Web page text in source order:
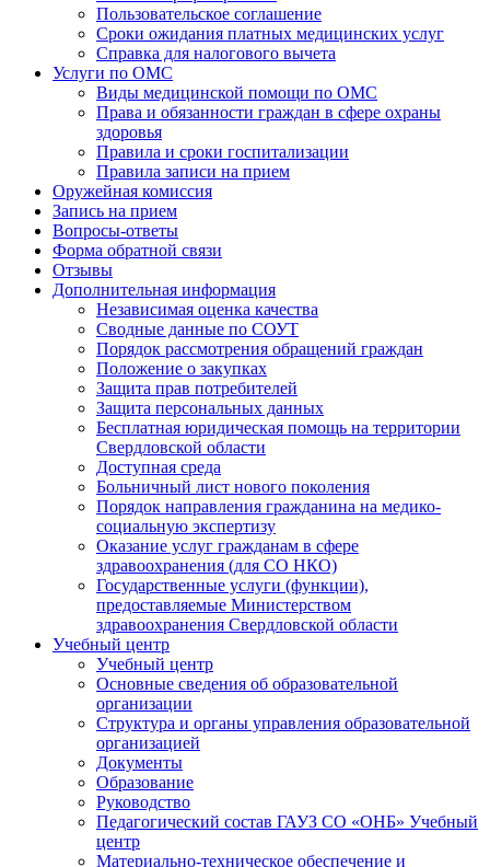
Пользовательское соглашение
Сроки ожидания платных медицинских услуг
Справка для налогового вычета
Услуги по ОМС
Виды медицинской помощи по ОМС
Права и обязанности граждан в сфере охраны
здоровья
Правила и сроки госпитализации
Правила записи на прием
Оружейная комиссия
Запись на прием
Вопросы-ответы
Форма обратной связи
Отзывы
Дополнительная информация
Независимая оценка качества
Сводные данные по СОУТ
Порядок рассмотрения обращений граждан
Положение о закупках
Защита прав потребителей
Защита персональных данных
Бесплатная юридическая помощь на территории
Свердловской области
Доступная среда
Больничный лист нового поколения
Порядок направления гражданина на медико-
социальную экспертизу
Оказание услуг гражданам в сфере
здравоохранения (для СО НКО)
Государственные услуги (функции),
предоставляемые Министерством
здравоохранения Свердловской области
Учебный центр
Учебный центр
Основные сведения об образовательной
организации
Структура и органы управления образовательной
организацией
Документы
Образование
Руководство
Педагогический состав ГАУЗ СО «ОНБ» Учебный
центр
Материально-техническое обеспечение и